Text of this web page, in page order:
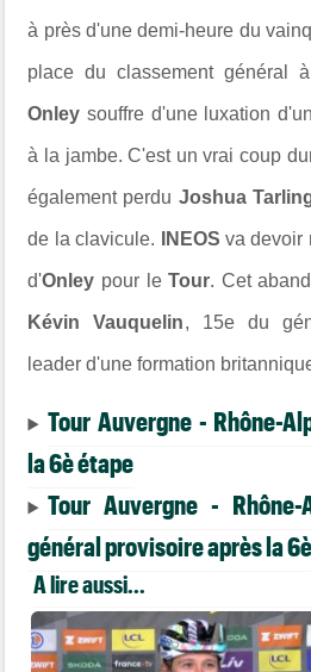
à près d'une demi-heure du
place du classement général
Onley souffre d'une luxation
à la jambe. C'est un vrai coup
également perdu Joshua
de la clavicule. INEOSva devoir
d'Onley pour leTour. Cet
Kévin Vauquelin, 15e du
leader d'une formation
Tour Auvergne - Rhône-
la 6è étape
Tour Auvergne -
général provisoire après la
A lire aussi...